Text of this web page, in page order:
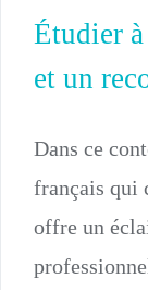
Étudier
et un
Dans ce
français qui
offre un